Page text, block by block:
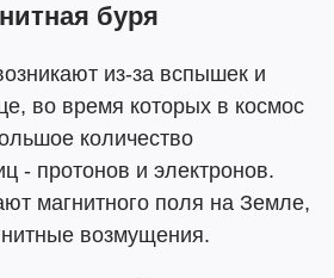
буря
из-за вспышек и
во время которых в космос
количество
- протонов и электронов.
магнитного поля на Земле,
возмущения.